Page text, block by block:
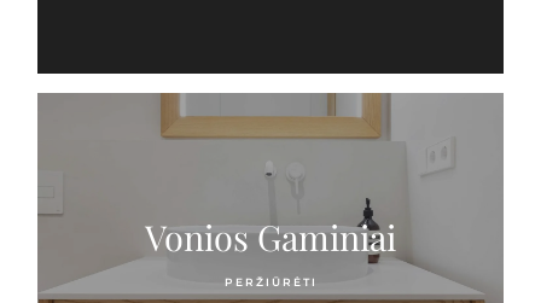
Vonios Gaminiai
PERŽIŪRĖTI
PERŽIŪRĖTI GAMINIUS